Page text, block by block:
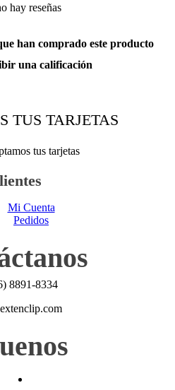
hay reseñas
han comprado este producto
una calificación
TUS TARJETAS
Mi Cuenta
Pedidos
8891-8334